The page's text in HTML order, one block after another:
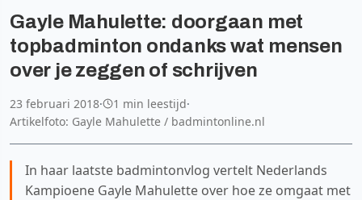
Gayle Mahulette: doorgaan met
topbadminton ondanks wat mensen
over je zeggen of schrijven
23 februari 2018· 1 min leestijd·
Artikelfoto: Gayle Mahulette / badmintonline.nl
In haar laatste badmintonvlog vertelt Nederlands
Kampioene Gayle Mahulette over hoe ze omgaat met